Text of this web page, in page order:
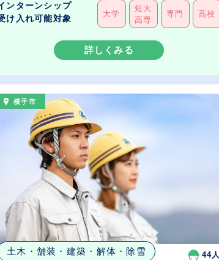
ンターンシップ
け入れ可能対象
大学
短大
高専
専門 高校
詳しくみる
横手市
土木・舗装・建築・解体・除雪 44人